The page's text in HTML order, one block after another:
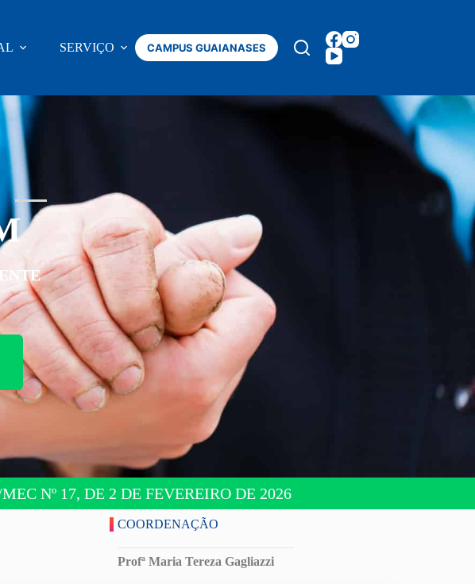
SERVIÇO Mais
CAMPUS GUAIANASES
Nº 17, DE 2 DE FEVEREIRO DE 2026
COORDENAÇÃO
Profª Maria Tereza Gagliazzi